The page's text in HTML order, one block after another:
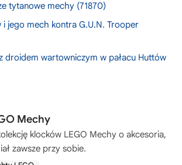
tytanowe mechy (71870)
i jego mech kontra G.U.N. Trooper
droidem wartowniczym w pałacu Huttów
Mechy
klocków LEGO Mechy o akcesoria,
zawsze przy sobie.